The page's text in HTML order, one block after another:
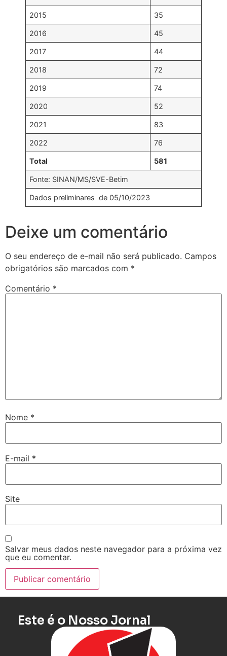
2015 35
2016 45
2017 44
2018 72
2019 74
2020 52
2021 83
2022 76
Total 581
Fonte: SINAN/MS/SVE-Betim
Dados preliminares de 05/10/2023
Deixe um comentário
O seu endereço de e-mail não será publicado. Campos
obrigatórios são marcados com *
Comentário *
Nome *
E-mail *
Site
Salvar meus dados neste navegador para a próxima vez
que eu comentar.
Este é o Nosso Jornal